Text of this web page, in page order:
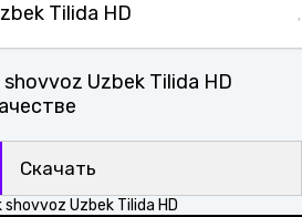
Tilida HD
Uzbek Tilida HD
Скачать
Uzbek Tilida HD